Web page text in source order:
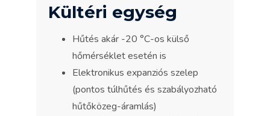
Kültéri egység
Hűtés akár -20 °C-os külső
hőmérséklet esetén is
Elektronikus expanziós szelep
(pontos túlhűtés és szabályozható
hűtőközeg-áramlás)